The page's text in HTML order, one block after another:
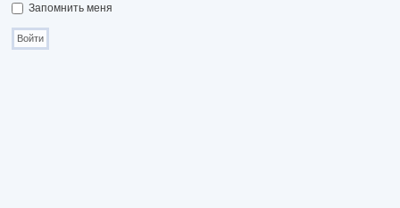
Запомнить меня